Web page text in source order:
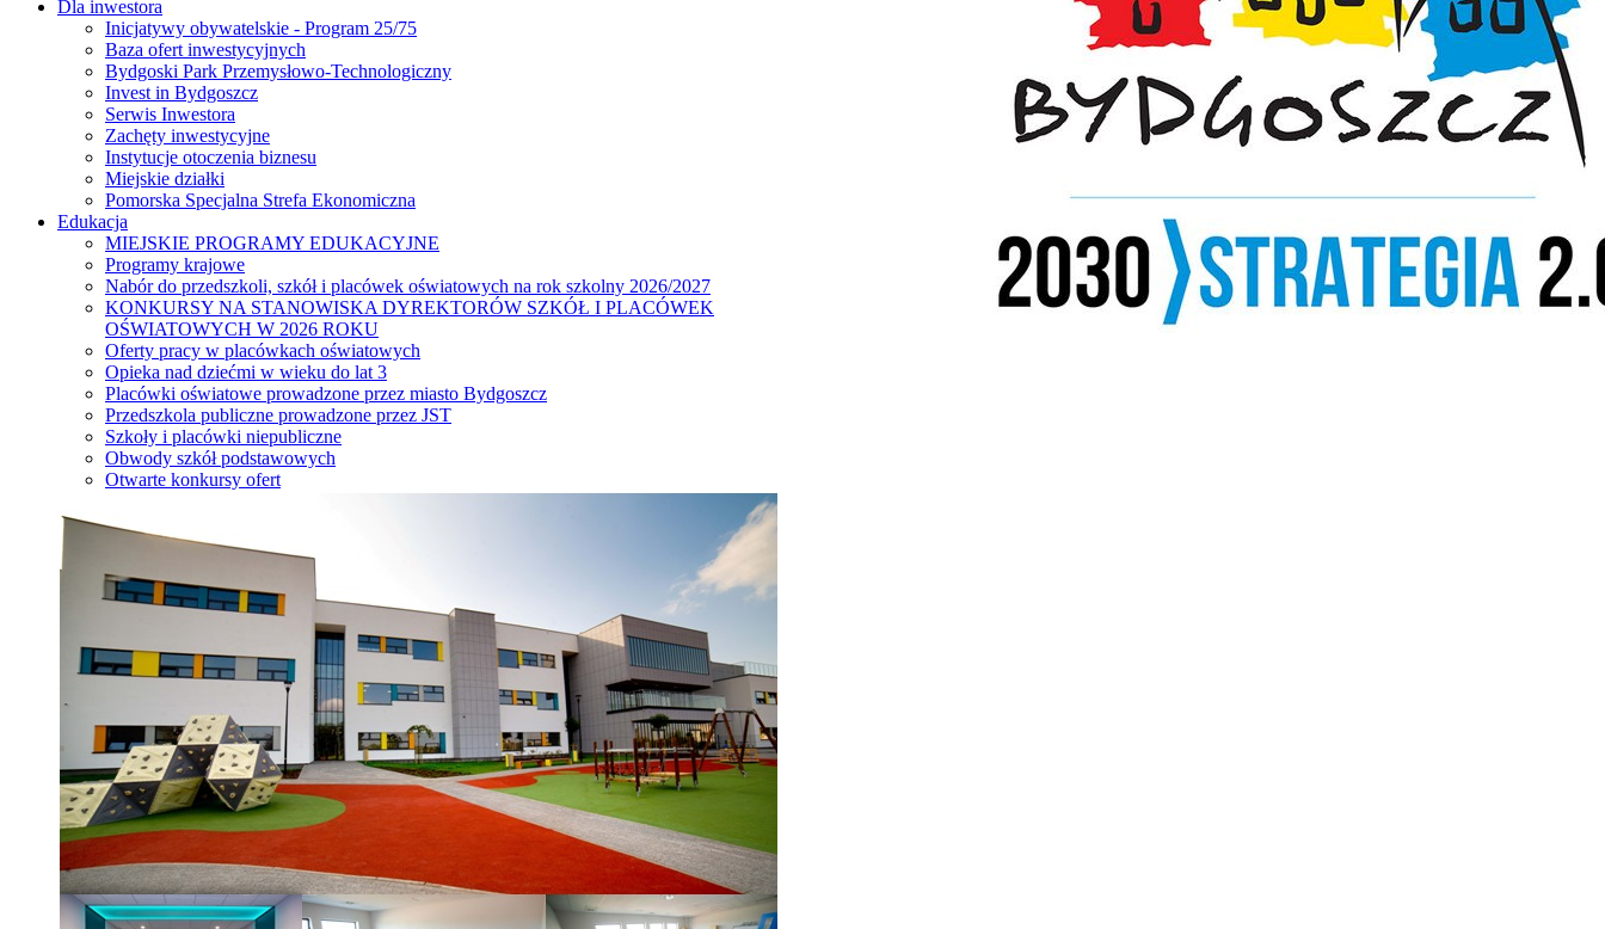
Dla inwestora
Inicjatywy obywatelskie - Program 25/75
Baza ofert inwestycyjnych
Bydgoski Park Przemysłowo-Technologiczny
Invest in Bydgoszcz
Serwis Inwestora
Zachęty inwestycyjne
Instytucje otoczenia biznesu
Miejskie działki
Pomorska Specjalna Strefa Ekonomiczna
Edukacja
MIEJSKIE PROGRAMY EDUKACYJNE
Programy krajowe
Nabór do przedszkoli, szkół i placówek oświatowych na rok szkolny 2026/2027
KONKURSY NA STANOWISKA DYREKTORÓW SZKÓŁ I PLACÓWEK
OŚWIATOWYCH W 2026 ROKU
Oferty pracy w placówkach oświatowych
Opieka nad dziećmi w wieku do lat 3
Placówki oświatowe prowadzone przez miasto Bydgoszcz
Przedszkola publiczne prowadzone przez JST
Szkoły i placówki niepubliczne
Obwody szkół podstawowych
Otwarte konkursy ofert